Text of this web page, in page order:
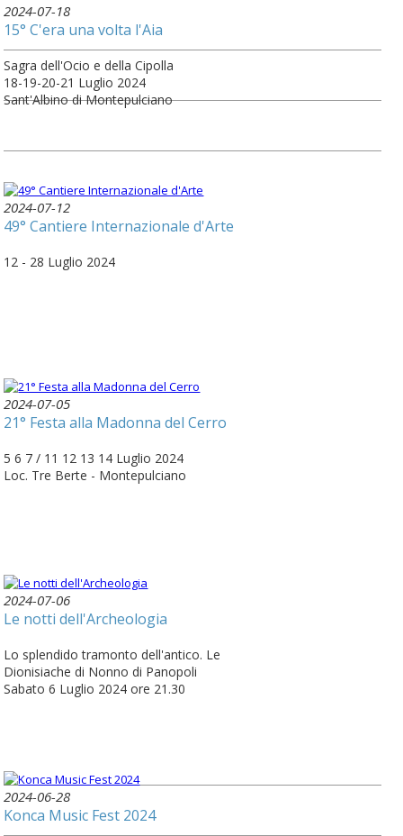
2024-07-18
15° C'era una volta l'Aia
Sagra dell'Ocio e della Cipolla
18-19-20-21 Luglio 2024
Sant'Albino di Montepulciano
2024-07-12
49° Cantiere Internazionale d'Arte
12 - 28 Luglio 2024
2024-07-05
21° Festa alla Madonna del Cerro
5 6 7 / 11 12 13 14 Luglio 2024
Loc. Tre Berte - Montepulciano
2024-07-06
Le notti dell'Archeologia
Lo splendido tramonto dell'antico. Le
Dionisiache di Nonno di Panopoli
Sabato 6 Luglio 2024 ore 21.30
2024-06-28
Konca Music Fest 2024